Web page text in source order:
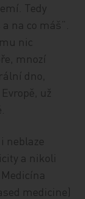
Tedy
na co máš“.
nic
mnozí
dno,
už
neblaze
a nikoli
medicine)